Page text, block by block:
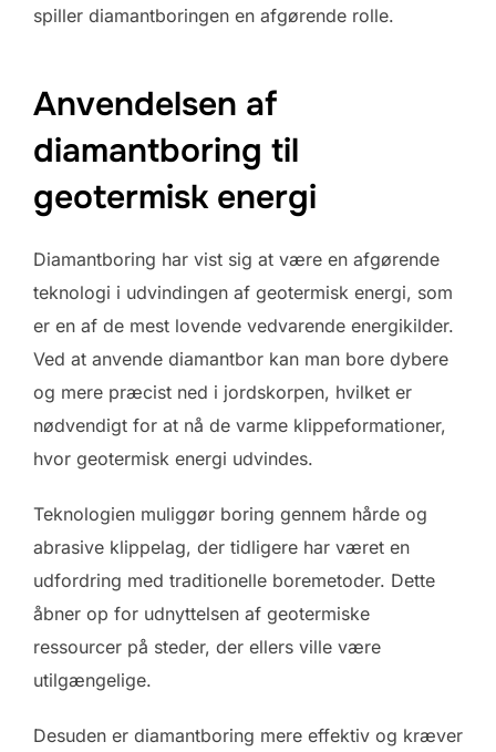
spiller diamantboringen en afgørende rolle.
Anvendelsen af
diamantboring til
geotermisk energi
Diamantboring har vist sig at være en afgørende
teknologi i udvindingen af geotermisk energi, som
er en af de mest lovende vedvarende energikilder.
Ved at anvende diamantbor kan man bore dybere
og mere præcist ned i jordskorpen, hvilket er
nødvendigt for at nå de varme klippeformationer,
hvor geotermisk energi udvindes.
Teknologien muliggør boring gennem hårde og
abrasive klippelag, der tidligere har været en
udfordring med traditionelle boremetoder. Dette
åbner op for udnyttelsen af geotermiske
ressourcer på steder, der ellers ville være
utilgængelige.
Desuden er diamantboring mere effektiv og kræver